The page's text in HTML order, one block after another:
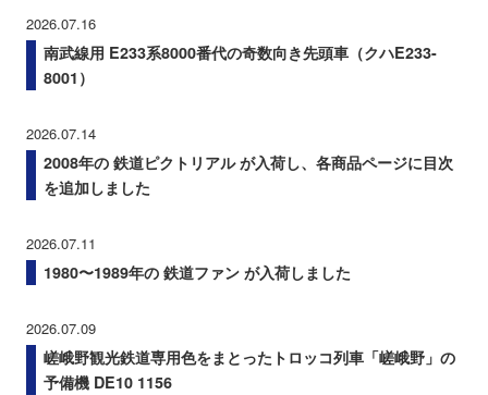
2026.07.16
南武線用 E233系8000番代の奇数向き先頭車（クハE233-
8001）
2026.07.14
2008年の 鉄道ピクトリアル が入荷し、各商品ページに目次
を追加しました
2026.07.11
1980〜1989年の 鉄道ファン が入荷しました
2026.07.09
嵯峨野観光鉄道専用色をまとったトロッコ列車「嵯峨野」の
予備機 DE10 1156